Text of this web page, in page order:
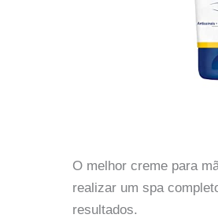
O melhor creme para
realizar um spa
resultados.